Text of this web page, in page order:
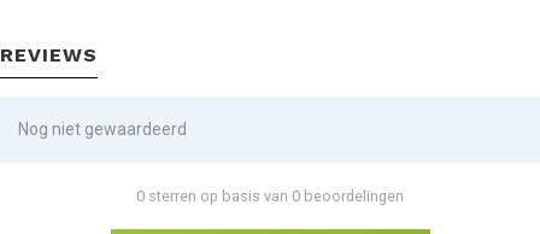
REVIEWS
Nog niet gewaardeerd
0 sterren op basis van 0 beoordelingen